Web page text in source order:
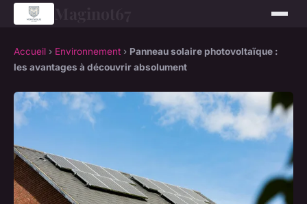
Accueil › Environnement › Panneau solaire photovoltaïque :
les avantages à découvrir absolument